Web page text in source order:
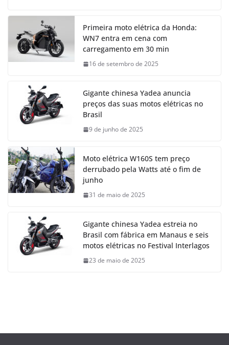
Primeira moto elétrica da Honda:
WN7 entra em cena com
carregamento em 30 min
16 de setembro de 2025
Gigante chinesa Yadea anuncia
preços das suas motos elétricas no
Brasil
9 de junho de 2025
Moto elétrica W160S tem preço
derrubado pela Watts até o fim de
junho
31 de maio de 2025
Gigante chinesa Yadea estreia no
Brasil com fábrica em Manaus e seis
motos elétricas no Festival Interlagos
23 de maio de 2025